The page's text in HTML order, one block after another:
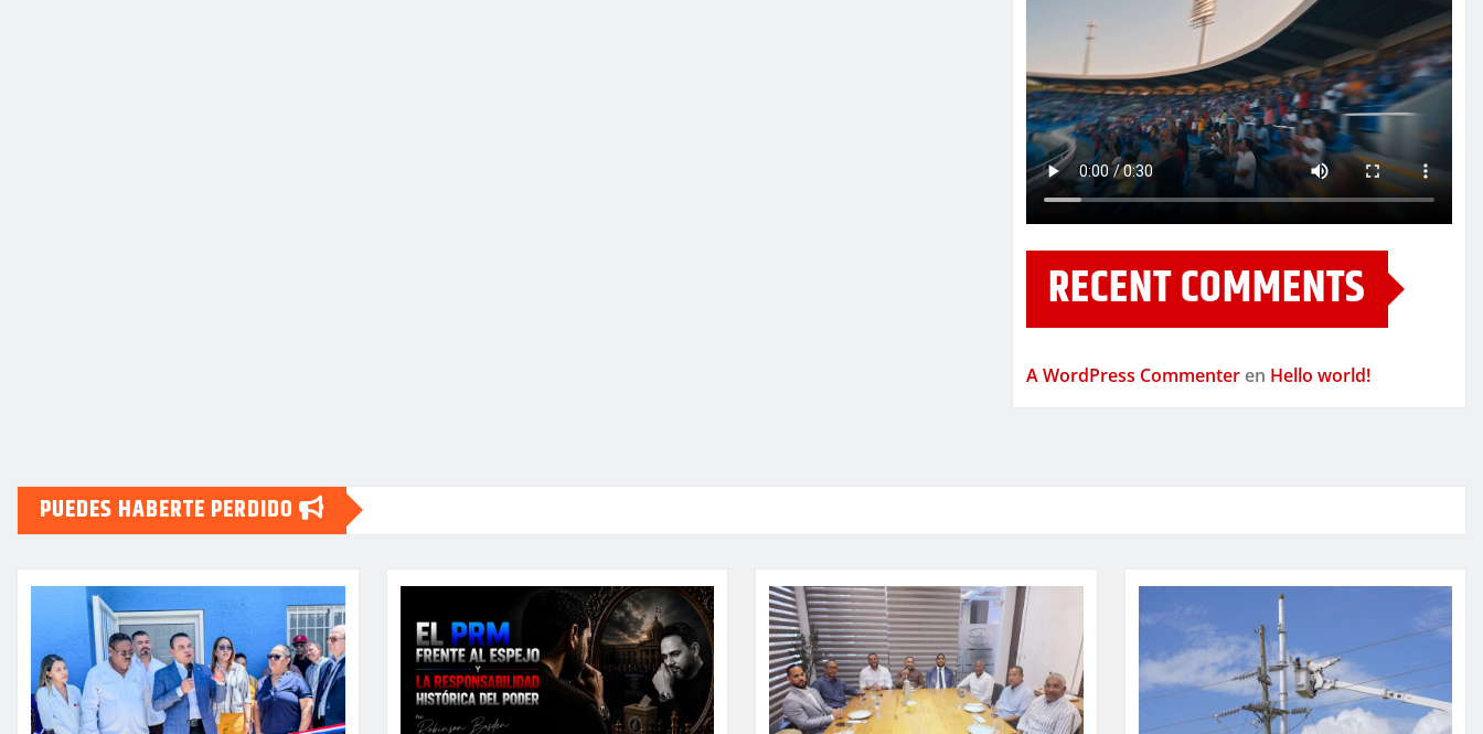
RECENT COMMENTS
A WordPress Commenter en Hello world!
PUEDES HABERTE PERDIDO